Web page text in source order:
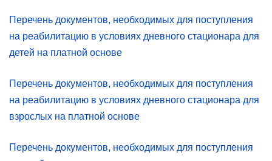
Перечень документов, необходимых для поступления
на реабилитацию в условиях дневного стационара для
детей на платной основе
Перечень документов, необходимых для поступления
на реабилитацию в условиях дневного стационара для
взрослых на платной основе
Перечень документов, необходимых для поступления